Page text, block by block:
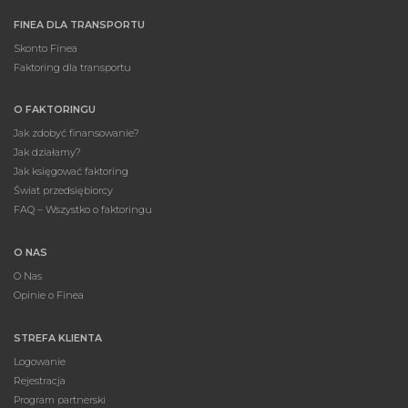
FINEA DLA TRANSPORTU
Skonto Finea
Faktoring dla transportu
O FAKTORINGU
Jak zdobyć finansowanie?
Jak działamy?
Jak księgować faktoring
Świat przedsiębiorcy
FAQ – Wszystko o faktoringu
O NAS
O Nas
Opinie o Finea
STREFA KLIENTA
Logowanie
Rejestracja
Program partnerski